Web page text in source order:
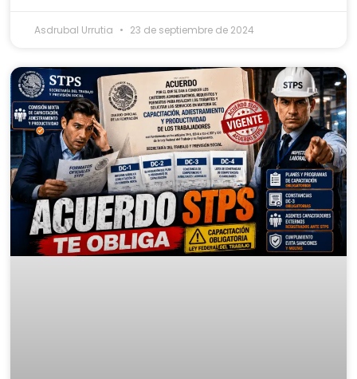
Asdrubal Urrutia 23 de septiembre de 2024